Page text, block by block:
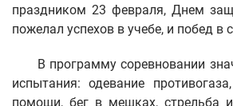
праздником 23 февраля, Днем
пожелал успехов в учебе, и побед в
В программу соревновании
испытания: одевание
помощи, бег в мешках, стрельба